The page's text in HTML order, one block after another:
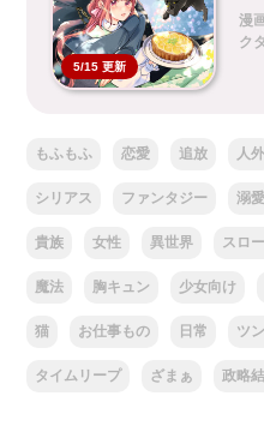
5/15 更新
漫
ク
もふもふ 恋愛 追放 人外
シリアス ファンタジー 溺愛
貴族 女性 異世界 スロ
魔法 胸キュン 少女向け
猫 お仕事もの 日常 ツ
タイムリープ ざまぁ 政略